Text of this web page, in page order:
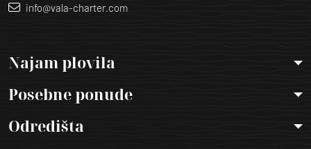
info@vala-charter.com
Najam plovila
Posebne ponude
Odredišta